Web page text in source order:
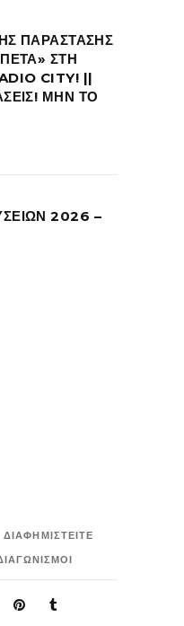
ΠΑΡΑΣΤΑΣΗΣ
ΣΤΗ
CITY! ||
ΜΗΝ ΤΟ
2026 –
ΔΙΑΦΗΜΙΣΤΕΙΤΕ